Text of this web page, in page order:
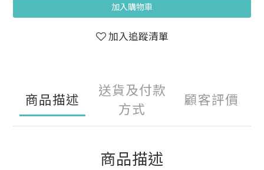
加入購物車
加入追蹤清單
商品描述
送貨及付款
方式
顧客評價
商品描述